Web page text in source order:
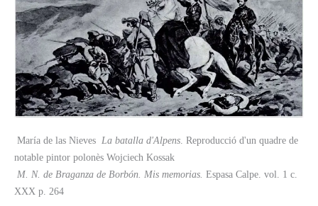
María de las Nieves La batalla d'Alpens . Reproducció d'un quadre de
notable pintor polonès Wojciech Kossak
M. N. de Braganza de Borbón. Mis memorias. Espasa Calpe. vol. 1 c.
XXX p. 264